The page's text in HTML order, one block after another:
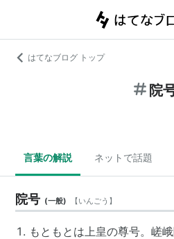
はてなブログ トップ
院
言葉の解説 ネットで話題
院号 (一般) 【いんごう 】
もともとは上皇の尊号。嵯